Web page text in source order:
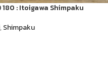
180 : Itoigawa Shimpaku
, Shimpaku